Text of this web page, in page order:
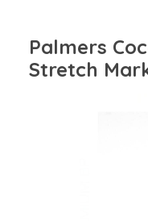
Palmers
Stretch